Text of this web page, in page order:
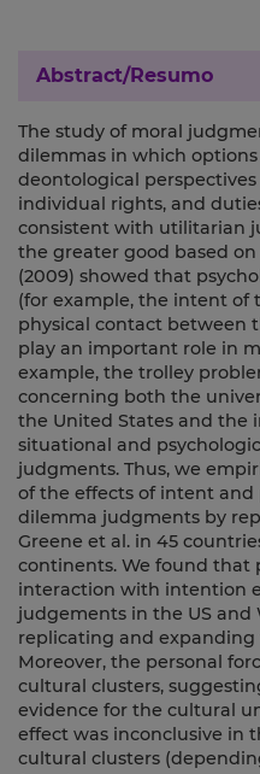
Abstract/Resumo
The study of moral
dilemmas in which
deontological
individual rights, and
consistent with utilitarian
the greater good based on
(2009) showed that
(for example, the intent of
physical contact between
play an important role in
example, the trolley
concerning both the
the United States and the
situational and
judgments. Thus, we
of the effects of intent and
dilemma judgments by
Greene et al. in 45
continents. We found that
interaction with intention
judgements in the US and
replicating and
Moreover, the personal
cultural clusters,
evidence for the cultural
effect was inconclusive in
cultural clusters